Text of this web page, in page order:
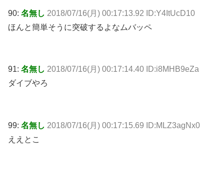
90: 名無し 2018/07/16(月) 00:17:13.92 ID:Y4ItUcD10
ほんと簡単そうに突破するよなムバッペ
91: 名無し 2018/07/16(月) 00:17:14.40 ID:i8MHB9eZa
ダイブやろ
99: 名無し 2018/07/16(月) 00:17:15.69 ID:MLZ3agNx0
ええとこ